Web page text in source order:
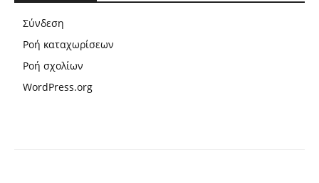
Σύνδεση
Ροή καταχωρίσεων
Ροή σχολίων
WordPress.org